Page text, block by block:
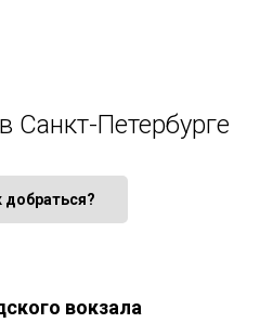
Санкт-Петербурге
добраться?
вокзала